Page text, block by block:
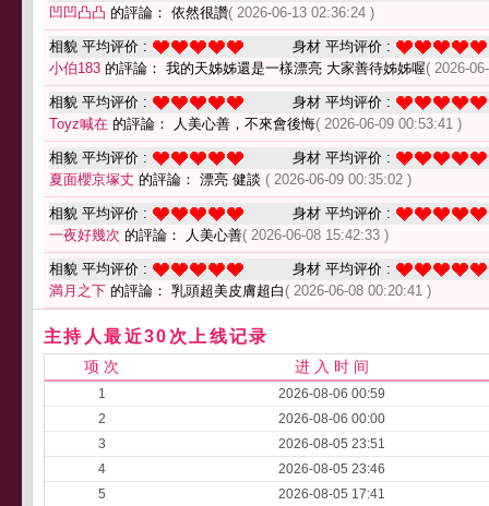
凹凹凸凸 的評論： 依然很讚( 2026-06-13 02:36:24 )
相貌 平均评价 :
身材 平均评价 :
小伯183 的評論： 我的天姊姊還是一樣漂亮 大家善待姊姊喔( 2026-
相貌 平均评价 :
身材 平均评价 :
Toyz喊在 的評論： 人美心善，不來會後悔( 2026-06-09 00:53:41 )
相貌 平均评价 :
身材 平均评价 :
夏面櫻京塚丈 的評論： 漂亮 健談 ( 2026-06-09 00:35:02 )
相貌 平均评价 :
身材 平均评价 :
一夜好幾次 的評論： 人美心善( 2026-06-08 15:42:33 )
相貌 平均评价 :
身材 平均评价 :
満月之下 的評論： 乳頭超美皮膚超白 ( 2026-06-08 00:20:41 )
主持人最近30次上线记录
项 次 进 入 时 间
1
2026-08-06 00:59
2
2026-08-06 00:00
3
2026-08-05 23:51
4
2026-08-05 23:46
5
2026-08-05 17:41